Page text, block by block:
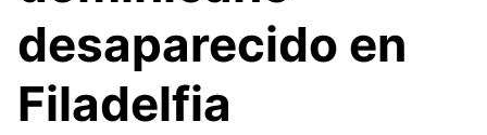
desaparecido en
Filadelfia